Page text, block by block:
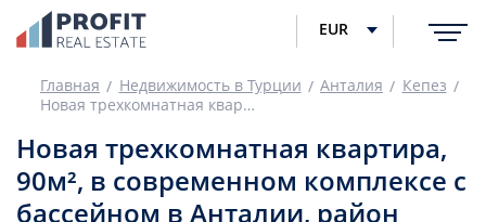
EUR
Главная Недвижимость в Турции Анталия
Кепез
Новая трехкомнатная квартира, 90м², в современном комплексе с бассейном в Анталии, район Кепез, Гёксу
Новая трехкомнатная квартира,
90м², в современном комплексе с
бассейном в Анталии, район